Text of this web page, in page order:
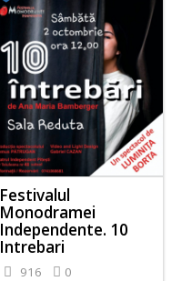
Festivalul
Monodramei
Independente. 10
Intrebari
916 0